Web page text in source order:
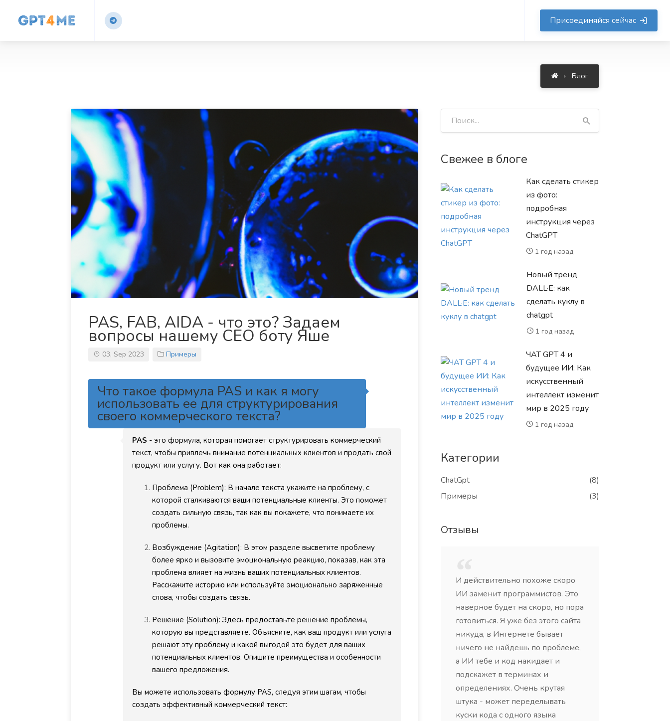
Присоединяйся сейчас
Блог
PAS, FAB, AIDA - что это? Задаем
вопросы нашему СЕО боту Яше
03, Sep 2023 Примеры
Что такое формула PAS и как я могу
использовать ее для структурирования
своего коммерческого текста?
PAS - это формула, которая помогает структурировать коммерческий
текст, чтобы привлечь внимание потенциальных клиентов и продать свой
продукт или услугу. Вот как она работает:
Проблема (Problem): В начале текста укажите на проблему, с
которой сталкиваются ваши потенциальные клиенты. Это поможет
создать сильную связь, так как вы покажете, что понимаете их
проблемы.
Возбуждение (Agitation): В этом разделе высветите проблему
более ярко и вызовите эмоциональную реакцию, показав, как эта
проблема влияет на жизнь ваших потенциальных клиентов.
Расскажите историю или используйте эмоционально заряженные
слова, чтобы создать связь.
Решение (Solution): Здесь предоставьте решение проблемы,
которую вы представляете. Объясните, как ваш продукт или услуга
решают эту проблему и какой выгодой это будет для ваших
потенциальных клиентов. Опишите преимущества и особенности
вашего предложения.
Вы можете использовать формулу PAS, следуя этим шагам, чтобы
создать эффективный коммерческий текст:
Свежее в блоге
Как сделать стикер
из фото:
подробная
инструкция через
ChatGPT
1 год назад
Новый тренд
DALL·E: как
сделать куклу в
chatgpt
1 год назад
ЧАТ GPT 4 и
будущее ИИ: Как
искусственный
интеллект изменит
мир в 2025 году
1 год назад
Категории
ChatGpt
(8)
Примеры
(3)
Отзывы
Очень впечатлен качеством при
написании статей. Искусственный
уровень знаний и точность в
использовании терминологии.
Рекомендую всем, кто ценит
качественный контент.
статьи для блога, а качество лучше
чем у заказных получается и не
приходится ругаться с
копирайтерами.
Екатерина
Веб - мастер
И действительно похоже скоро
ИИ заменит программистов. Это
наверное будет на скоро, но пора
готовиться. Я уже без этого сайта
никуда, в Интернете бывает
ничего не найдешь по проблеме,
а ИИ тебе и код накидает и
подскажет в терминах и
определениях. Очень крутая
штука - может переделывать
куски кода с одного языка